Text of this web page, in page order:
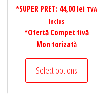
*SUPER PRET: 44,00 lei TVA
Inclus
*Ofertă Competitivă
Monitorizată
Select options